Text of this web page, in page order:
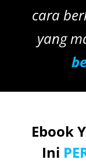
cara
yang
Ebook
Ini